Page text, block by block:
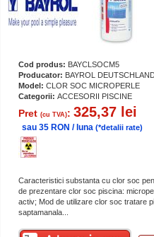
Cod produs: BAYCLSOCM5
Producator: BAYROL
Model: CLOR SOC MICROPERLE
Categorii: ACCESORII PISCINE
Pret (cu TVA): 325,37 lei
sau 35 RON / luna (*detalii rate)
Caracteristici substanta cu clor soc
de prezentare clor soc piscina:
activ; Mod de utilizare clor soc tratare
saptamanala...